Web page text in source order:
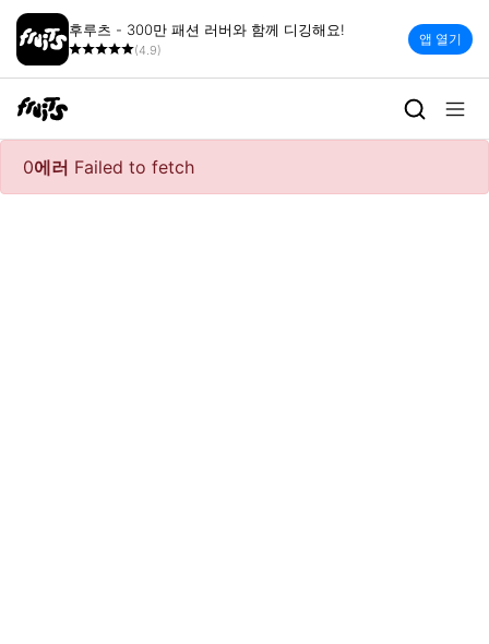
후루츠 - 300만 패션 러버와 함께 디깅해요!
(4.9)
앱 열기
0에러 Failed to fetch